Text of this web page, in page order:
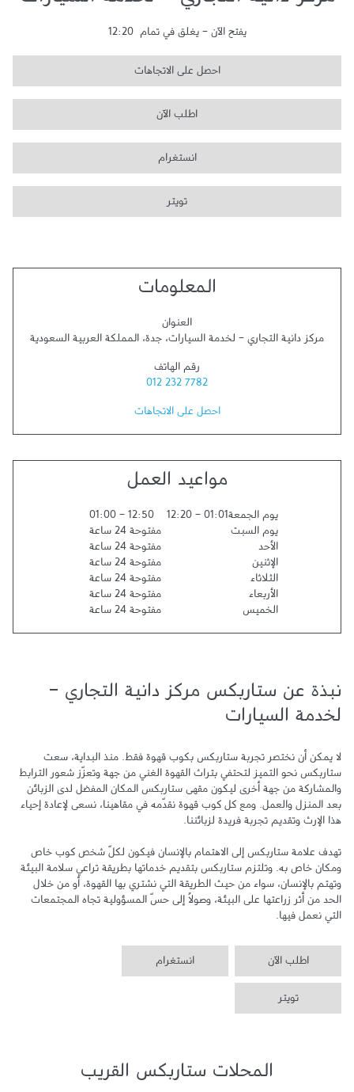
يفتح الآن - يغلق في تمام 12:20
احصل على الاتجاهات
اطلب الآن
انستغرام
تويتر
المعلومات
العنوان
مركز دانية التجاري - لخدمة السيارات، جدة، المملكة العربية السعودية
رقم الهاتف
012 232 7782
احصل على الاتجاهات
مواعيد العمل
يوم الجمعة01:01
-
12:20
12:50
-
01:00
يوم السبت
مفتوحة 24 ساعة
الأحد
مفتوحة 24 ساعة
الإثنين
مفتوحة 24 ساعة
الثلاثاء
مفتوحة 24 ساعة
الأربعاء
مفتوحة 24 ساعة
الخميس
مفتوحة 24 ساعة
نبذة عن ستاربكس مركز دانية التجاري -
لخدمة السيارات
التي نعمل فيها.
اطلب الآن انستغرام
تويتر
المحلات ستاربكس القريب